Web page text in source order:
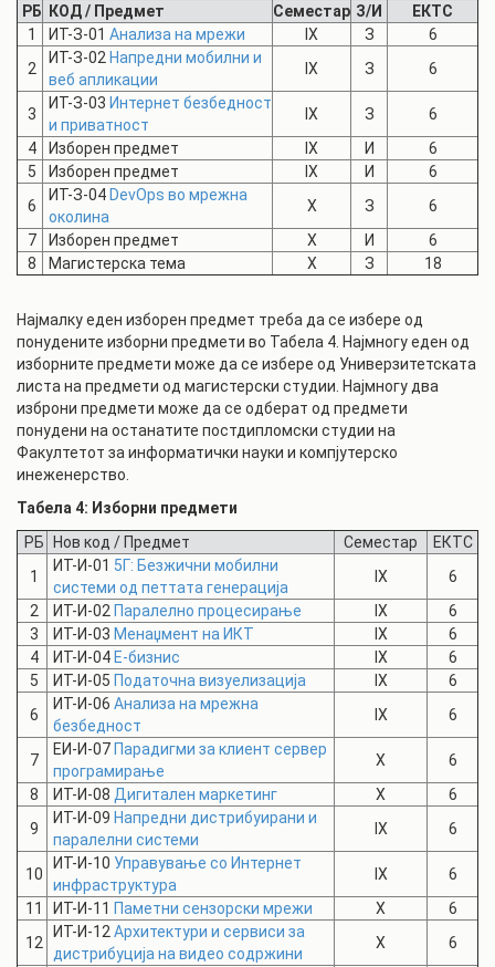
РБ
КОД / Предмет Семестар З/И
ЕКТС
1
ИТ-З-01 Анализа на мрежи IX З
6
2
ИТ-З-02 Напредни мобилни и
веб апликации
IX З 6
3
ИТ-З-03 Интернет безбедност
и приватност
IX З
6
4
Изборен предмет IX И
6
5
Изборен предмет IX И
6
6
ИТ-З-04 DevOps во мрежна
околина
X З
6
7
Изборен предмет X И
6
8
Магистерска тема X З 18
Најмалку еден изборен предмет треба да се избере од
понудените изборни предмети во Табела 4. Најмногу еден од
изборните предмети може да се избере од Универзитетската
листа на предмети од магистерски студии. Најмногу два
изброни предмети може да се одберат од предмети
понудени на останатите постдипломски студии на
Факултетот за информатички науки и компјутерско
инеженерство.
Табела 4: Изборни предмети
РБ
Нов код / Предмет Семестар
ЕКТС
1
ИТ-И-01 5Г: Безжични мобилни
системи од петтата генерација
IX
6
2
ИТ-И-02 Паралелно процесирање IX
6
3
ИТ-И-03 Менаџмент на ИКТ IX
6
4
ИТ-И-04 Е-бизнис IX
6
5
ИТ-И-05 Податочна визуелизација IX
6
6
ИТ-И-06 Анализа на мрежна
безбедност
IX 6
7
ЕИ-И-07 Парадигми за клиент сервер
програмирање
X
6
8
ИТ-И-08 Дигитален маркетинг X
6
9
ИТ-И-09 Напредни дистрибуирани и
паралелни системи
IX 6
10
ИТ-И-10 Управување со Интернет
инфраструктура
IX
6
11
ИТ-И-11 Паметни сензорски мрежи X
6
12
ИТ-И-12 Архитектури и сервиси за
дистрибуција на видео содржини
X 6